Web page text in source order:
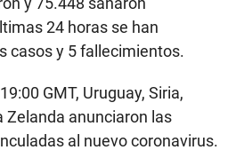
24 horas se han
casos y 5 fallecimientos.
GMT, Uruguay, Siria,
Zelanda anunciaron las
al nuevo coronavirus.